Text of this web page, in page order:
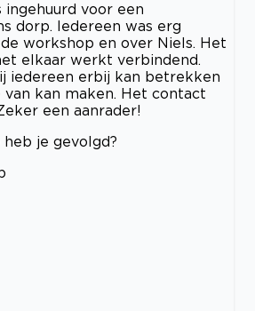
voor een
dorp. Iedereen was erg
workshop en over Niels. Het
elkaar werkt verbindend.
iedereen erbij kan betrekken
kan maken. Het contact
een aanrader!
je gevolgd?